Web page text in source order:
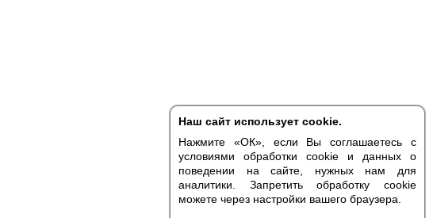
Наш сайт использует cookie.
Нажмите «ОК», если Вы соглашаетесь с
условиями обработки cookie и данных о
поведении на сайте, нужных нам для
аналитики. Запретить обработку cookie
можете через настройки вашего браузера.